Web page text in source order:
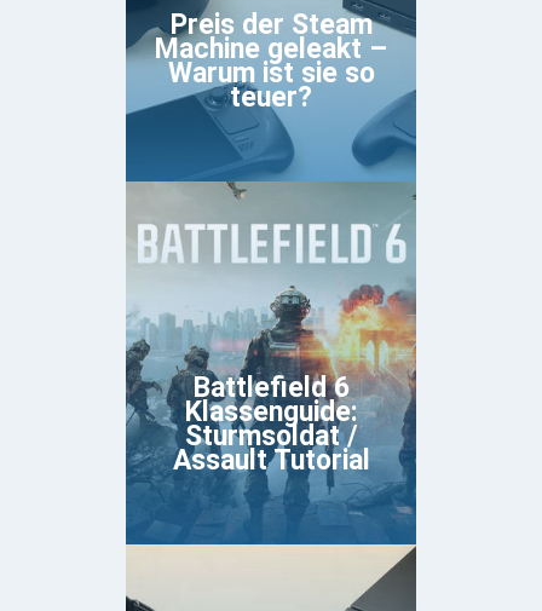
Preis der Steam
Machine geleakt –
Warum ist sie so
teuer?
Battlefield 6
Klassenguide:
Sturmsoldat /
Assault Tutorial